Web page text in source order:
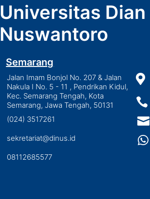
Universitas Dian
Nuswantoro
Semarang
Jalan Imam Bonjol No. 207 & Jalan
Nakula I No. 5 - 11 , Pendrikan Kidul,
Kec. Semarang Tengah, Kota
Semarang, Jawa Tengah, 50131
(024) 3517261
sekretariat@dinus.id
08112685577



